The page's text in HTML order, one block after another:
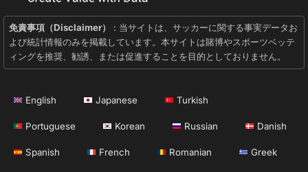
免責事項（Disclaimer）
: 当サイトは、サッカーに関する事実データお
よび統計情報のみを掲載しています。本サイトは賭博やスポーツベッテ
ィングを推奨、勧誘、または促進することを目的としておりません。
English Japanese Turkish
Portuguese Korean Russian Danish
Spanish French Romanian Greek